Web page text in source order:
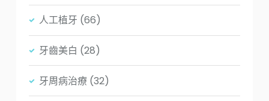
人工植牙 (66)
牙齒美白 (28)
牙周病治療 (32)